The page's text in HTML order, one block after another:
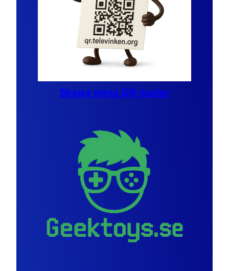
Skapa egna QR-koder